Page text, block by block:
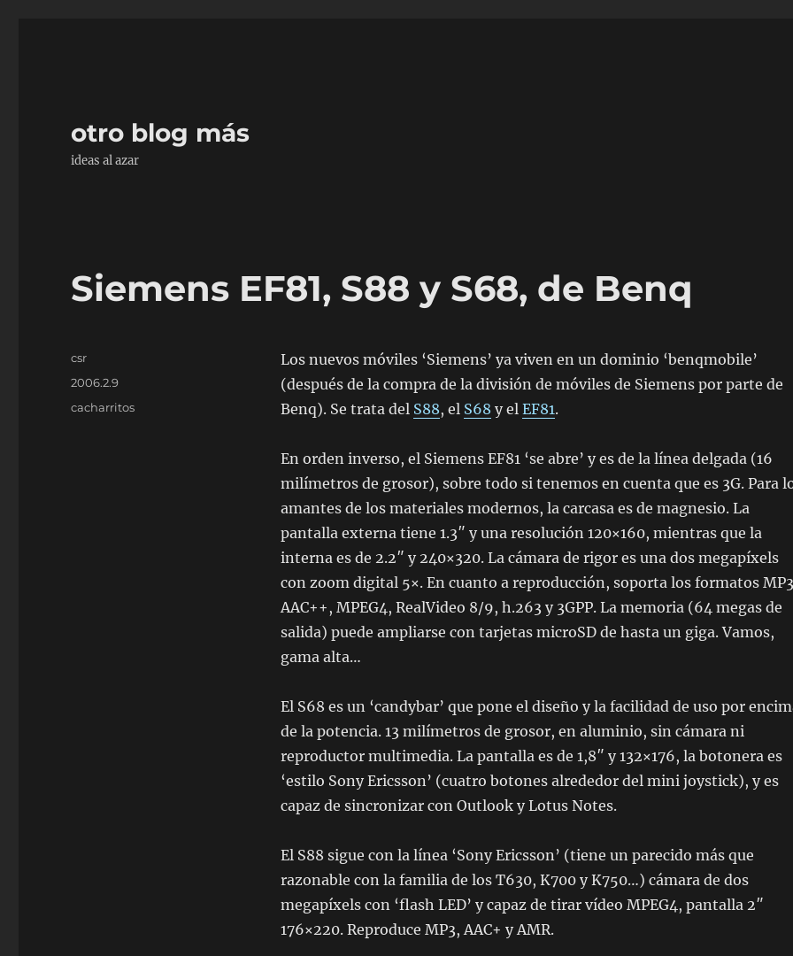
otro blog más
ideas al azar
Siemens EF81, S88 y S68, de Benq
Los nuevos móviles ‘Siemens’ ya viven en un dominio ‘benqmobile’
(después de la compra de la división de móviles de Siemens por parte de
Benq). Se trata del S88, el S68 y el EF81.
En orden inverso, el Siemens EF81 ‘se abre’ y es de la línea delgada (16
milímetros de grosor), sobre todo si tenemos en cuenta que es 3G. Para
amantes de los materiales modernos, la carcasa es de magnesio. La
pantalla externa tiene 1.3″ y una resolución 120×160, mientras que la
interna es de 2.2″ y 240×320. La cámara de rigor es una dos megapíxels
con zoom digital 5×. En cuanto a reproducción, soporta los formatos
AAC++, MPEG4, RealVideo 8/9, h.263 y 3GPP. La memoria (64 megas de
salida) puede ampliarse con tarjetas microSD de hasta un giga. Vamos,
gama alta…
El S68 es un ‘candybar’ que pone el diseño y la facilidad de uso por
de la potencia. 13 milímetros de grosor, en aluminio, sin cámara ni
reproductor multimedia. La pantalla es de 1,8″ y 132×176, la botonera es
‘estilo Sony Ericsson’ (cuatro botones alrededor del mini joystick), y es
capaz de sincronizar con Outlook y Lotus Notes.
El S88 sigue con la línea ‘Sony Ericsson’ (tiene un parecido más que
razonable con la familia de los T630, K700 y K750…) cámara de dos
megapíxels con ‘flash LED’ y capaz de tirar vídeo MPEG4, pantalla 2″
176×220. Reproduce MP3, AAC+ y AMR.
Autor
csr
Publicado
2006.2.9
Categorías
cacharritos